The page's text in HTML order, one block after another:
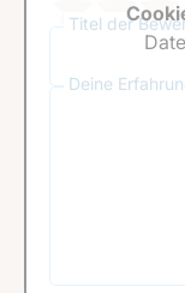
Titel der
Deine